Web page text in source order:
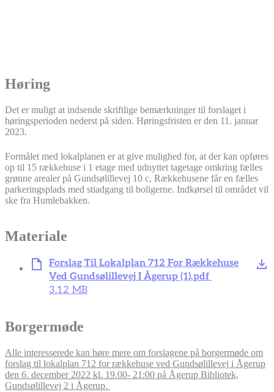
Høring
Det er muligt at indsende skriftlige bemærkninger til forslaget i
høringsperioden nederst på siden. Høringsfristen er den 11. januar
2023.
Formålet med lokalplanen er at give mulighed for, at der kan opføres
op til 15 rækkehuse i 1 etage med udnyttet tagetage omkring fælles
grønne arealer på Gundsølillevej 10 c, Rækkehusene får en fælles
parkeringsplads med stiadgang til boligerne. Indkørsel til området vil
ske fra Humlebakken.
Materiale
Forslag Til Lokalplan 712 For Rækkehuse
Ved Gundsølillevej I Ågerup (1).pdf
3.12 MB
Borgermøde
Alle interesserede kan høre mere om forslagene på borgermøde om
forslag til lokalplan 712 for rækkehuse ved Gundsølillevej i Ågerup
den 6. december 2022 kl. 19.00- 21:00 på Ågerup Bibliotek,
Gundsølillevej 2 i Ågerup.